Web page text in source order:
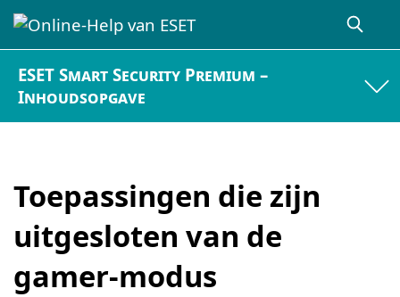
ESET Smart Security Premium –
Inhoudsopgave
Toepassingen die zijn
uitgesloten van de
gamer-modus